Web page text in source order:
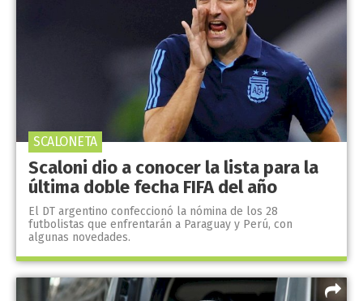
Scaloni dio a conocer la lista para la
última doble fecha FIFA del año
El DT argentino confeccionó la nómina de los 28
futbolistas que enfrentarán a Paraguay y Perú, con
algunas novedades.
SCALONETA